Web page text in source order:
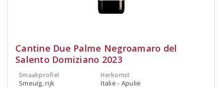
Cantine Due Palme Negroamaro del
Salento Domiziano 2023
Smaakprofiel
Smeuïg, rijk
Herkomst
Italië - Apulië